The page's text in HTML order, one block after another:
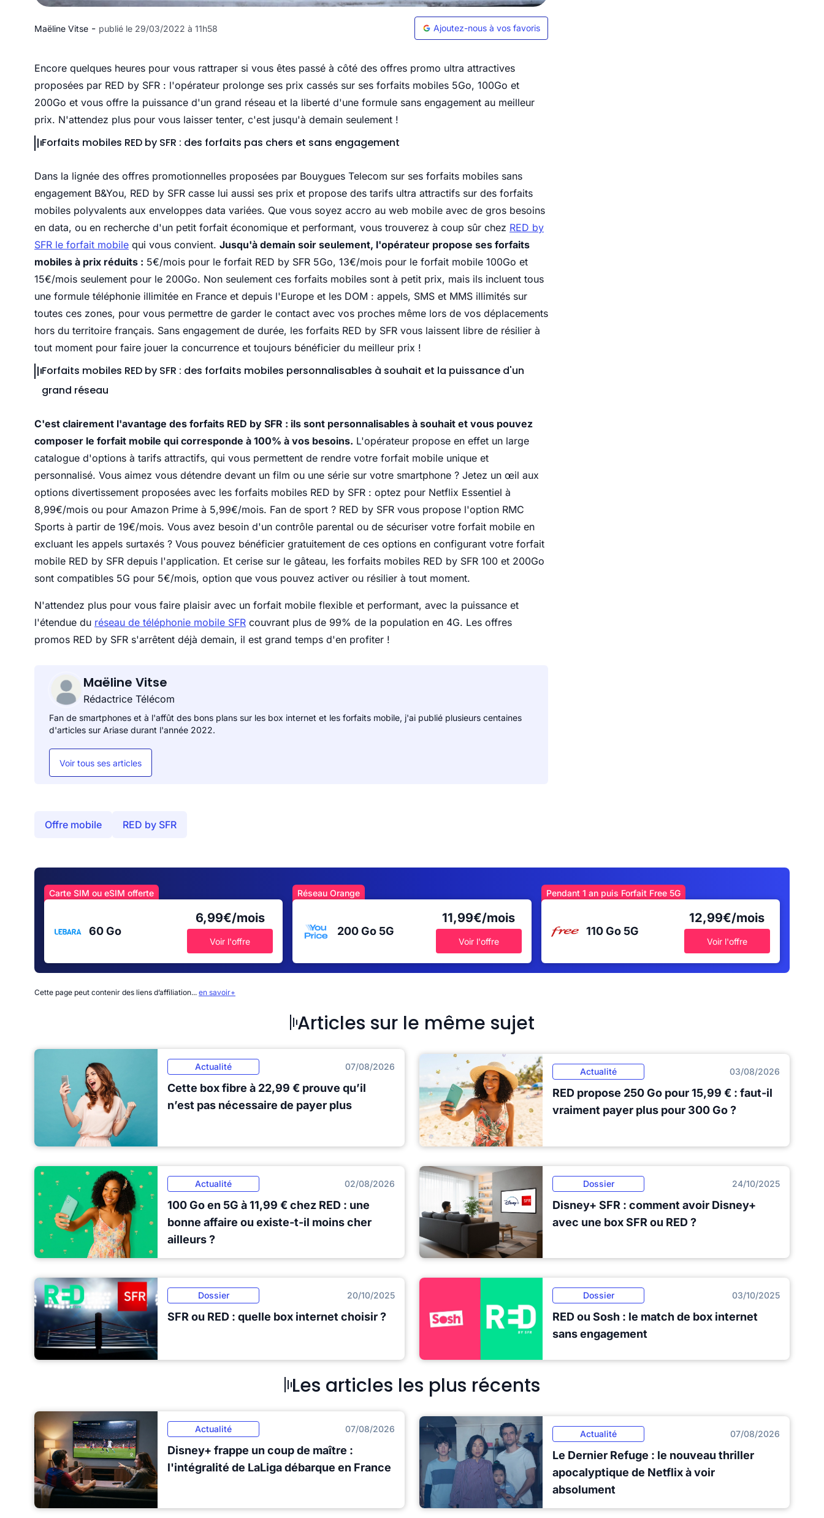
Maëline Vitse - publié le 29/03/2022 à 11h58 Ajoutez-nous à vos favoris
Encore quelques heures pour vous rattraper si vous êtes passé à côté des offres promo ultra attractives
proposées par RED by SFR : l'opérateur prolonge ses prix cassés sur ses forfaits mobiles 5Go, 100Go et
200Go et vous offre la puissance d'un grand réseau et la liberté d'une formule sans engagement au meilleur
prix. N'attendez plus pour vous laisser tenter, c'est jusqu'à demain seulement !
Forfaits mobiles RED by SFR : des forfaits pas chers et sans engagement
Dans la lignée des offres promotionnelles proposées par Bouygues Telecom sur ses forfaits mobiles sans
engagement B&You, RED by SFR casse lui aussi ses prix et propose des tarifs ultra attractifs sur des forfaits
mobiles polyvalents aux enveloppes data variées. Que vous soyez accro au web mobile avec de gros besoins
en data, ou en recherche d'un petit forfait économique et performant, vous trouverez à coup sûr chez RED by
SFR le forfait mobile qui vous convient. Jusqu'à demain soir seulement, l'opérateur propose ses forfaits
mobiles à prix réduits : 5€/mois pour le forfait RED by SFR 5Go, 13€/mois pour le forfait mobile 100Go et
15€/mois seulement pour le 200Go. Non seulement ces forfaits mobiles sont à petit prix, mais ils incluent tous
une formule téléphonie illimitée en France et depuis l'Europe et les DOM : appels, SMS et MMS illimités sur
toutes ces zones, pour vous permettre de garder le contact avec vos proches même lors de vos déplacements
hors du territoire français. Sans engagement de durée, les forfaits RED by SFR vous laissent libre de résilier à
tout moment pour faire jouer la concurrence et toujours bénéficier du meilleur prix !
Forfaits mobiles RED by SFR : des forfaits mobiles personnalisables à souhait et la puissance d'un
grand réseau
C'est clairement l'avantage des forfaits RED by SFR : ils sont personnalisables à souhait et vous pouvez
composer le forfait mobile qui corresponde à 100% à vos besoins. L'opérateur propose en effet un large
catalogue d'options à tarifs attractifs, qui vous permettent de rendre votre forfait mobile unique et
personnalisé. Vous aimez vous détendre devant un film ou une série sur votre smartphone ? Jetez un œil aux
options divertissement proposées avec les forfaits mobiles RED by SFR : optez pour Netflix Essentiel à
8,99€/mois ou pour Amazon Prime à 5,99€/mois. Fan de sport ? RED by SFR vous propose l'option RMC
Sports à partir de 19€/mois. Vous avez besoin d'un contrôle parental ou de sécuriser votre forfait mobile en
excluant les appels surtaxés ? Vous pouvez bénéficier gratuitement de ces options en configurant votre forfait
mobile RED by SFR depuis l'application. Et cerise sur le gâteau, les forfaits mobiles RED by SFR 100 et 200Go
sont compatibles 5G pour 5€/mois, option que vous pouvez activer ou résilier à tout moment.
N'attendez plus pour vous faire plaisir avec un forfait mobile flexible et performant, avec la puissance et
l'étendue du réseau de téléphonie mobile SFR couvrant plus de 99% de la population en 4G. Les offres
promos RED by SFR s'arrêtent déjà demain, il est grand temps d'en profiter !
Maëline Vitse
Rédactrice Télécom
Fan de smartphones et à l'affût des bons plans sur les box internet et les forfaits mobile, j'ai publié plusieurs centaines
d'articles sur Ariase durant l'année 2022.
Voir tous ses articles
Offre mobile RED by SFR
Carte SIM ou eSIM offerte
60 Go
6,99€/mois
Voir l'offre
Réseau Orange
200 Go 5G
11,99€/mois
Voir l'offre
Pendant 1 an puis Forfait Free 5G
110 Go 5G
12,99€/mois
Voir l'offre
Cette page peut contenir des liens d’affiliation... en savoir+
Articles sur le même sujet
Actualité 07/08/2026
Cette box fibre à 22,99 € prouve qu’il
n’est pas nécessaire de payer plus
Actualité 03/08/2026
RED propose 250 Go pour 15,99 € : faut-il
vraiment payer plus pour 300 Go ?
Actualité 02/08/2026
100 Go en 5G à 11,99 € chez RED : une
bonne affaire ou existe-t-il moins cher
ailleurs ?
Dossier 24/10/2025
Disney+ SFR : comment avoir Disney+
avec une box SFR ou RED ?
Dossier 20/10/2025
SFR ou RED : quelle box internet choisir ?
Dossier 03/10/2025
RED ou Sosh : le match de box internet
sans engagement
Les articles les plus récents
Actualité 07/08/2026
Disney+ frappe un coup de maître :
l'intégralité de LaLiga débarque en France
Actualité 07/08/2026
Le Dernier Refuge : le nouveau thriller
apocalyptique de Netflix à voir
absolument